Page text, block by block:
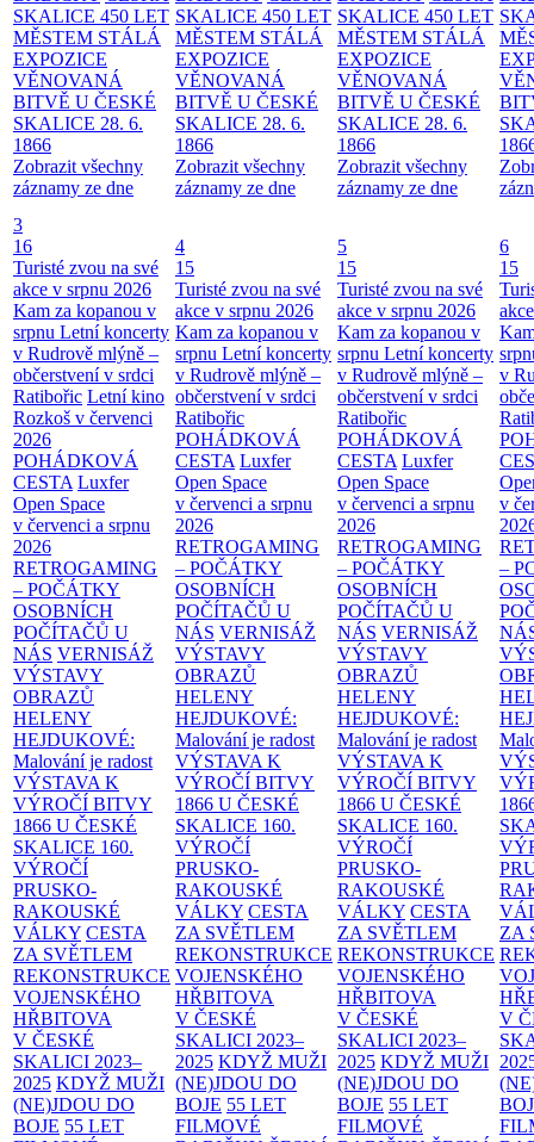
SKALICE 450 LET
MĚSTEM STÁLÁ
EXPOZICE
VĚNOVANÁ
BITVĚ U ČESKÉ
SKALICE 28. 6.
1866
Zobrazit všechny
záznamy ze dne
SKALICE 450 LET
MĚSTEM STÁLÁ
EXPOZICE
VĚNOVANÁ
BITVĚ U ČESKÉ
SKALICE 28. 6.
1866
Zobrazit všechny
záznamy ze dne
SKALICE 450 LET
MĚSTEM STÁLÁ
EXPOZICE
VĚNOVANÁ
BITVĚ U ČESKÉ
SKALICE 28. 6.
1866
Zobrazit všechny
záznamy ze dne
3
16
Turisté zvou na své
akce v srpnu 2026
Kam za kopanou v
srpnu Letní koncerty
v Rudrově mlýně –
občerstvení v srdci
Ratibořic Letní kino
Rozkoš v červenci
2026
POHÁDKOVÁ
CESTA Luxfer
Open Space
v červenci a srpnu
2026
RETROGAMING
– POČÁTKY
OSOBNÍCH
POČÍTAČŮ U
NÁS VERNISÁŽ
VÝSTAVY
OBRAZŮ
HELENY
HEJDUKOVÉ:
Malování je radost
VÝSTAVA K
VÝROČÍ BITVY
1866 U ČESKÉ
SKALICE 160.
VÝROČÍ
PRUSKO-
RAKOUSKÉ
VÁLKY CESTA
ZA SVĚTLEM
REKONSTRUKCE
VOJENSKÉHO
HŘBITOVA
V ČESKÉ
SKALICI 2023–
2025 KDYŽ MUŽI
(NE)JDOU DO
BOJE 55 LET
4
15
Turisté zvou na své
akce v srpnu 2026
Kam za kopanou v
srpnu Letní koncerty
v Rudrově mlýně –
občerstvení v srdci
Ratibořic
POHÁDKOVÁ
CESTA Luxfer
Open Space
v červenci a srpnu
2026
RETROGAMING
– POČÁTKY
OSOBNÍCH
POČÍTAČŮ U
NÁS VERNISÁŽ
VÝSTAVY
OBRAZŮ
HELENY
HEJDUKOVÉ:
Malování je radost
VÝSTAVA K
VÝROČÍ BITVY
1866 U ČESKÉ
SKALICE 160.
VÝROČÍ
PRUSKO-
RAKOUSKÉ
VÁLKY CESTA
ZA SVĚTLEM
REKONSTRUKCE
VOJENSKÉHO
HŘBITOVA
V ČESKÉ
SKALICI 2023–
2025 KDYŽ MUŽI
(NE)JDOU DO
BOJE 55 LET
FILMOVÉ
5
15
Turisté zvou na své
akce v srpnu 2026
Kam za kopanou v
srpnu Letní koncerty
v Rudrově mlýně –
občerstvení v srdci
Ratibořic
POHÁDKOVÁ
CESTA Luxfer
Open Space
v červenci a srpnu
2026
RETROGAMING
– POČÁTKY
OSOBNÍCH
POČÍTAČŮ U
NÁS VERNISÁŽ
VÝSTAVY
OBRAZŮ
HELENY
HEJDUKOVÉ:
Malování je radost
VÝSTAVA K
VÝROČÍ BITVY
1866 U ČESKÉ
SKALICE 160.
VÝROČÍ
PRUSKO-
RAKOUSKÉ
VÁLKY CESTA
ZA SVĚTLEM
REKONSTRUKCE
VOJENSKÉHO
HŘBITOVA
V ČESKÉ
SKALICI 2023–
2025 KDYŽ MUŽI
(NE)JDOU DO
BOJE 55 LET
FILMOVÉ
6
15
v
v
–
ZA
V